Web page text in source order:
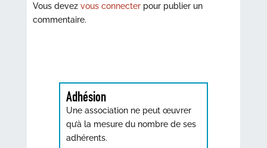
Vous devez vous connecterpour publier un
commentaire.
Adhésion
Une association ne peut œuvrer
qu’à la mesure du nombre de ses
adhérents.